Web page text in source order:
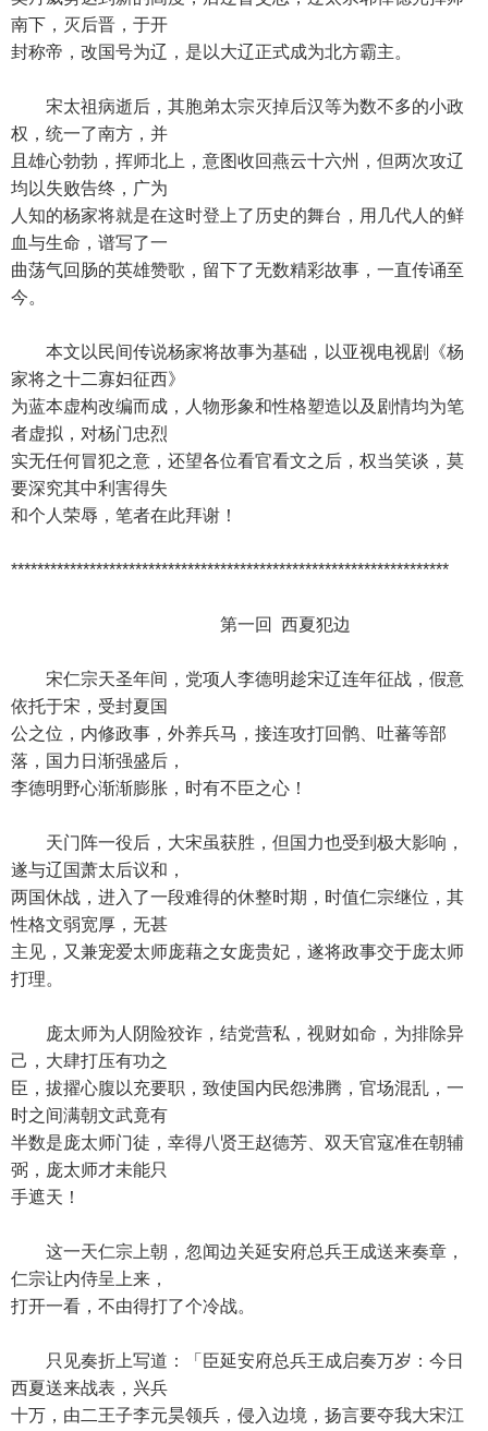
南下，灭后晋，于开
封称帝，改国号为辽，是以大辽正式成为北方霸主。
宋太祖病逝后，其胞弟太宗灭掉后汉等为数不多的小政
权，统一了南方，并
且雄心勃勃，挥师北上，意图收回燕云十六州，但两次攻辽
均以失败告终，广为
人知的杨家将就是在这时登上了历史的舞台，用几代人的鲜
血与生命，谱写了一
曲荡气回肠的英雄赞歌，留下了无数精彩故事，一直传诵至
今。
本文以民间传说杨家将故事为基础，以亚视电视剧《杨
家将之十二寡妇征西》
为蓝本虚构改编而成，人物形象和性格塑造以及剧情均为笔
者虚拟，对杨门忠烈
实无任何冒犯之意，还望各位看官看文之后，权当笑谈，莫
要深究其中利害得失
和个人荣辱，笔者在此拜谢！
*******************************************************************
第一回 西夏犯边
宋仁宗天圣年间，党项人李德明趁宋辽连年征战，假意
依托于宋，受封夏国
公之位，内修政事，外养兵马，接连攻打回鹘、吐蕃等部
落，国力日渐强盛后，
李德明野心渐渐膨胀，时有不臣之心！
天门阵一役后，大宋虽获胜，但国力也受到极大影响，
遂与辽国萧太后议和，
两国休战，进入了一段难得的休整时期，时值仁宗继位，其
性格文弱宽厚，无甚
主见，又兼宠爱太师庞藉之女庞贵妃，遂将政事交于庞太师
打理。
庞太师为人阴险狡诈，结党营私，视财如命，为排除异
己，大肆打压有功之
臣，拔擢心腹以充要职，致使国内民怨沸腾，官场混乱，一
时之间满朝文武竟有
半数是庞太师门徒，幸得八贤王赵德芳、双天官寇准在朝辅
弼，庞太师才未能只
手遮天！
这一天仁宗上朝，忽闻边关延安府总兵王成送来奏章，
仁宗让内侍呈上来，
打开一看，不由得打了个冷战。
只见奏折上写道：「臣延安府总兵王成启奏万岁：今日
西夏送来战表，兴兵
十万，由二王子李元昊领兵，侵入边境，扬言要夺我大宋江